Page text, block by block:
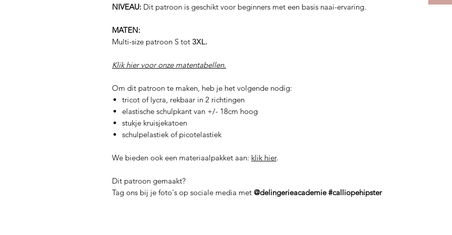
NIVEAU: Dit patroon is geschikt voor beginners met een basis naai-ervaring.
MATEN:
Multi-size patroon S tot 3XL.
Klik hier voor onze matentabellen.
Om dit patroon te maken, heb je het volgende nodig:
tricot of lycra, rekbaar in 2 richtingen
elastische schulpkant van +/- 18cm hoog
stukje kruisjekatoen
schulpelastiek of picotelastiek
We bieden ook een materiaalpakket aan: klik hier.
Dit patroon gemaakt?
Tag ons bij je foto's op sociale media met @delingerieacademie#calliopehipster